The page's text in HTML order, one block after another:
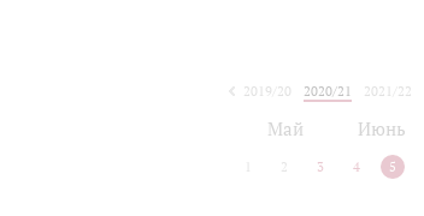
2019/20
2020/21 2021/22
Май Июнь
2 3 4 5